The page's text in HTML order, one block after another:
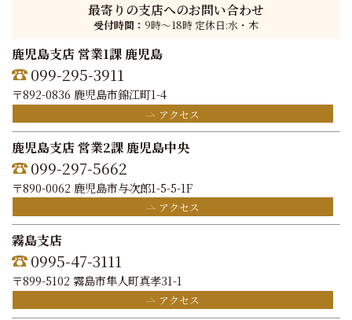
最寄りの支店へのお問い合わせ
受付時間： 9時〜18時 定休日:水・木
鹿児島支店 営業1課 鹿児島
099-295-3911
〒892-0836 鹿児島市錦江町1-4
アクセス
鹿児島支店 営業2課 鹿児島中央
099-297-5662
〒890-0062 鹿児島市与次郎1-5-5-1F
アクセス
霧島支店
0995-47-3111
〒899-5102 霧島市隼人町真孝31-1
アクセス